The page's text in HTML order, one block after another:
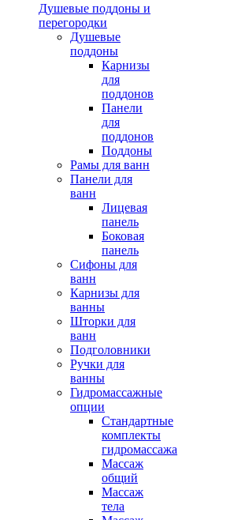
Душевые поддоны и
перегородки
Душевые
поддоны
Карнизы
для
поддонов
Панели
для
поддонов
Поддоны
Рамы для ванн
Панели для
ванн
Лицевая
панель
Боковая
панель
Сифоны для
ванн
Карнизы для
ванны
Шторки для
ванн
Подголовники
Ручки для
ванны
Гидромассажные
опции
Стандартные
комплекты
гидромассажа
Массаж
общий
Массаж
тела